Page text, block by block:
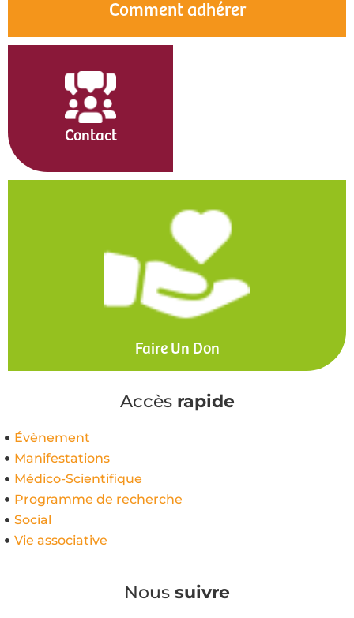
Comment adhérer
Contact
Faire Un Don
Accès rapide
Évènement
Manifestations
Médico-Scientifique
Programme de recherche
Social
Vie associative
Nous suivre